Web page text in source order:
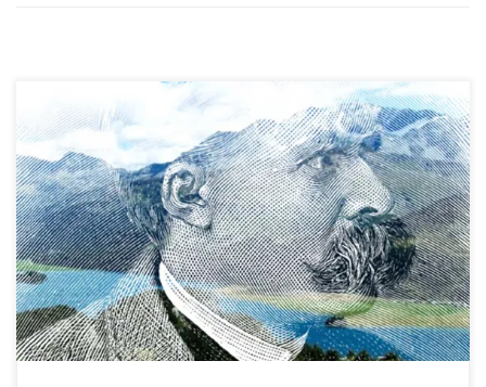
Los poemas de un filósofo no son
necesariamente poemas que dan
lecciones. Ralph W. Emerson quería que
su poesía fuese exclusivamente vista así,
pero Heidegger y Nietzsche no, a pesar
de la experiencia contemplativa que
conlleva leerlos. Mas cuando una
enseñanza se capta en un verso, cuando